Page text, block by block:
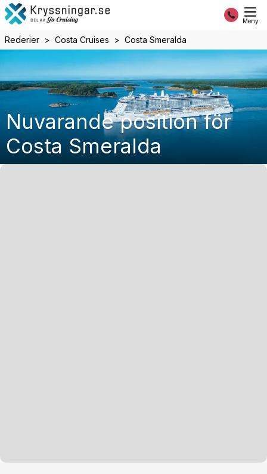
Meny
Rederier Costa Cruises Costa Smeralda
Nuvarande position för
Costa Smeralda